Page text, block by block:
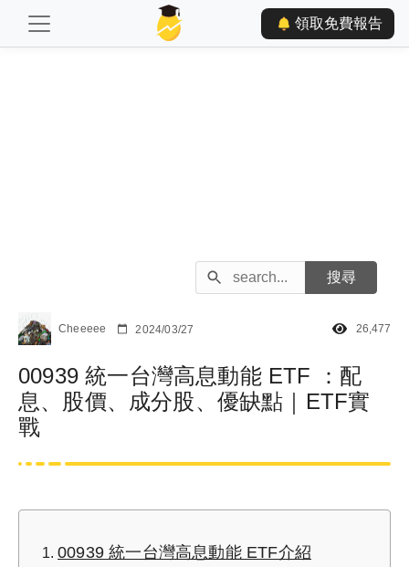
領取免費報告
Cheeeee 2024/03/27 26,477
00939 統一台灣高息動能 ETF ：配
息、股價、成分股、優缺點｜ETF實
戰
00939 統一台灣高息動能 ETF介紹